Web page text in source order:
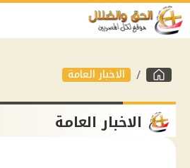
الاخبار العامة
الاخبار العامة